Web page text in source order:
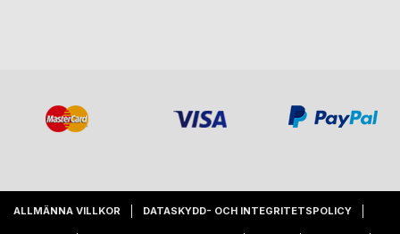
ALLMÄNNA VILLKOR DATASKYDD- OCH INTEGRITETSPOLICY